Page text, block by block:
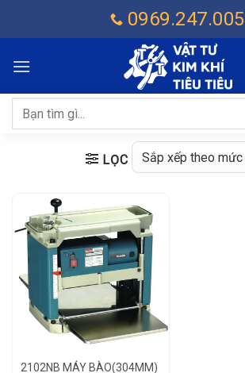
dung
0969.247.005
Tìm
kiếm:
LỌC
2102NB MÁY BÀO(304MM)